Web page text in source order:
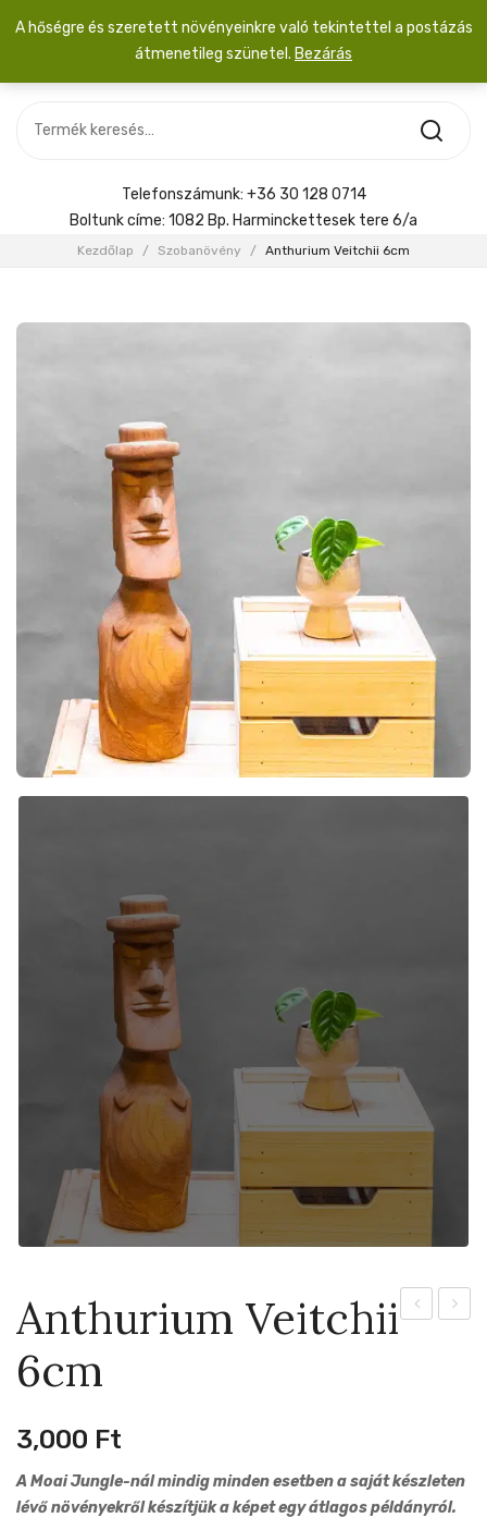
SZOBANÖVÉNY
KIEGÉSZÍTŐK
Menyasszonyi csokor
Telefonszámunk: +36 30 128 0714
Boltunk címe: 1082 Bp. Harminckettesek tere 6/a
Kezdőlap / Szobanövény / Anthurium Veitchii 6cm
Anthurium Veitchii
6cm
3,000 Ft
A Moai Jungle-nál mindig minden esetben a saját készleten
lévő növényekről készítjük a képet egy átlagos példányról.
A hőségre és szeretett növényeinkre való tekintettel a postázás
átmenetileg szünetel. Bezárás